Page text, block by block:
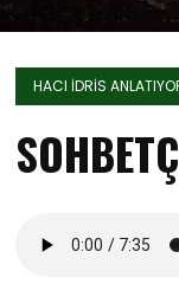
HACI İDRİS